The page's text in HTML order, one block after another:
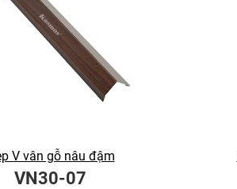
V vân gỗ nâu đậm
VN30-07